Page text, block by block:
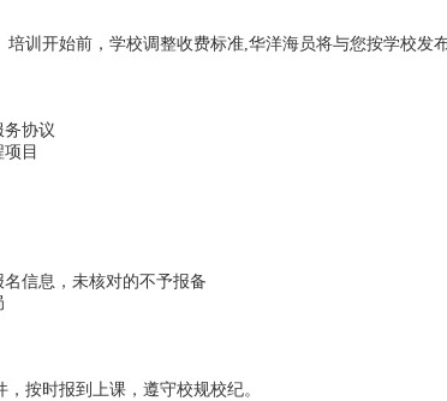
培训开始前，学校调整收费标准,华洋海员将与您按学校发
务协议
目
信息，未核对的不予报备
按时报到上课，遵守校规校纪。